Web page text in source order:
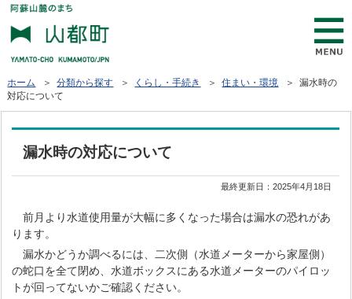
ホーム ＞分類から探す ＞ くらし・手続き ＞住まい・環境
＞ 漏水時の
対応について
漏水時の対応について
最終更新日：2025年4月18日
前月より水道使用量が大幅に多くなった場合は漏水の恐れがあ
ります。
漏水かどうか調べるには、二次側（水道メーターから家屋側）
の蛇口を全て閉め、水道ボックスにある水道メーターのパイロッ
トが回ってないかご確認ください。